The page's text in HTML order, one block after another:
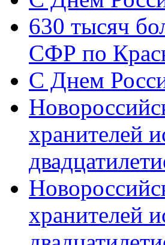
630 тысяч
СФР по
C Днем
хранителей
хранителей